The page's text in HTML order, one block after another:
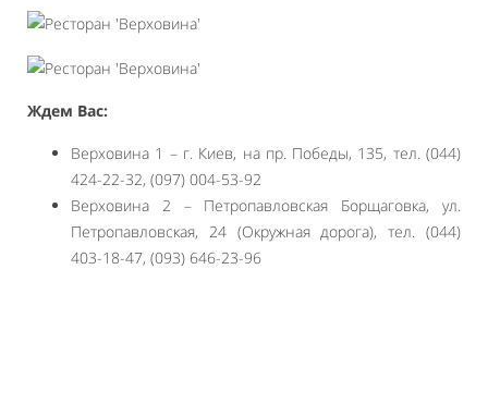
Ждем Вас:
Верховина 1 – г. Киев, на пр. Победы, 135, тел. (044)
424-22-32, (097) 004-53-92
Верховина 2 – Петропавловская Борщаговка, ул.
Петропавловская, 24 (Окружная дорога), тел. (044)
403-18-47, (093) 646-23-96